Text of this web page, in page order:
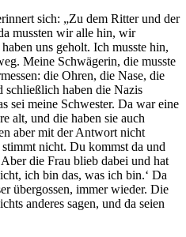
sich: „Zu dem Ritter und der
mussten wir alle hin, wir
uns geholt. Ich musste hin,
Meine Schwägerin, die musste
die Ohren, die Nase, die
schließlich haben die Nazis
sei meine Schwester. Da war eine
alt, und die haben sie auch
aber mit der Antwort nicht
nicht. Du kommst da und
die Frau blieb dabei und hat
ich bin das, was ich bin.‘ Da
übergossen, immer wieder. Die
anderes sagen, und da seien